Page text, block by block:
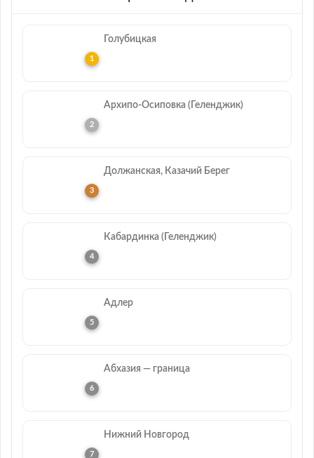
Голубицкая
Архипо-Осиповка (Геленджик)
Должанская, Казачий Берег
Кабардинка (Геленджик)
Адлер
Абхазия — граница
Нижний Новгород